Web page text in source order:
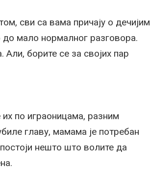
сви са вама причају о дечијим
до мало нормалног разговора.
Али, борите се за својих пар
по играоницама, разним
главу, мамама је потребан
нешто што волите да